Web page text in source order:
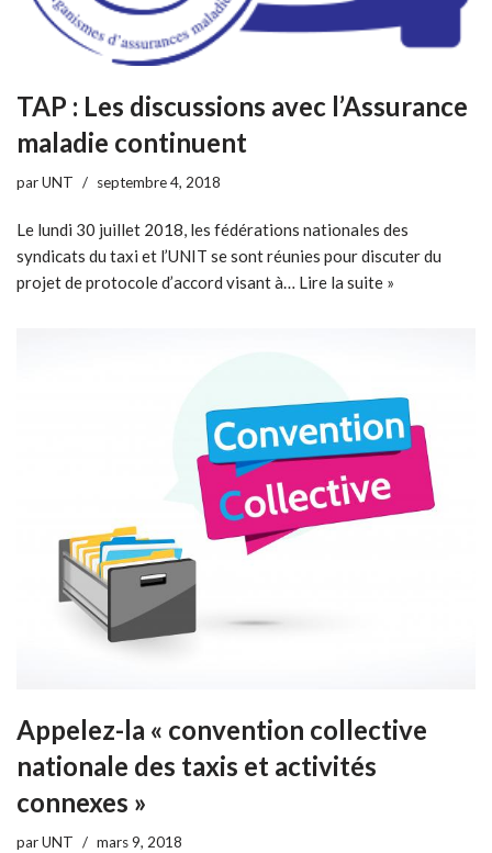
TAP : Les discussions avec l’Assurance
maladie continuent
parUNT septembre 4, 2018
Le lundi 30 juillet 2018, les fédérations nationales des
syndicats du taxi et l’UNIT se sont réunies pour discuter du
projet de protocole d’accord visant à… Lire la suite »
Appelez-la « convention collective
nationale des taxis et activités
connexes »
parUNT mars 9, 2018